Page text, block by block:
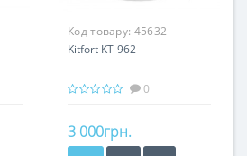
Код товару: 45632-
Kitfort КТ-962
0
3 000грн.